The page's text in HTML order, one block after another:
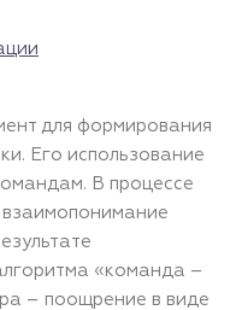
для формирования
Его использование
В процессе
взаимопонимание
«команда –
– поощрение в виде